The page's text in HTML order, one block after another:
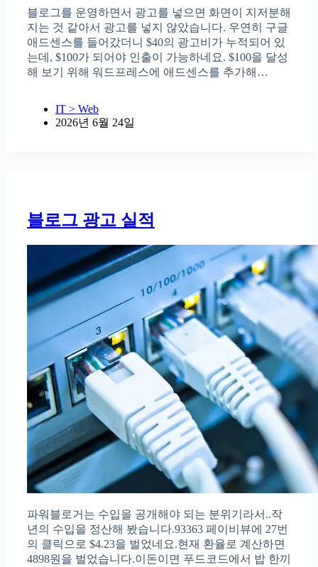
블로그를 운영하면서 광고를 넣으면 화면이 지저분해
지는 것 같아서 광고를 넣지 않았습니다. 우연히 구글
애드센스를 들어갔더니 $40의 광고비가 누적되어 있
는데, $100가 되어야 인출이 가능하네요. $100을 달성
해 보기 위해 워드프레스에 애드센스를 추가해…
IT > Web
2026년 6월 24일
블로그 광고 실적
파워블로거는 수입을 공개해야 되는 분위기라서..작
년의 수입을 정산해 봤습니다.93363 페이비뷰에 27번
의 클릭으로 $4.23을 벌었네요.현재 환율로 계산하면
4898원을 벌었습니다.이돈이면 푸드코드에서 밥 한끼